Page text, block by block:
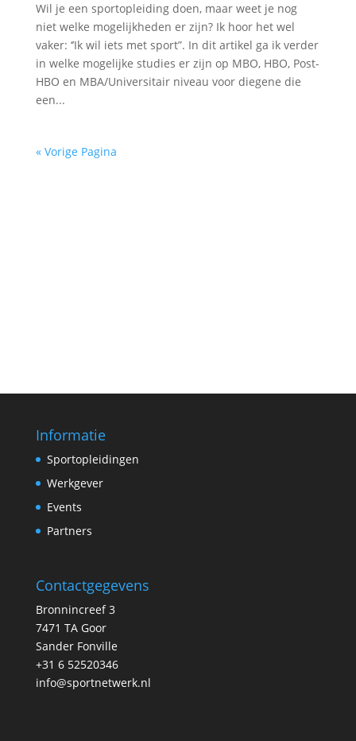
Wil je een sportopleiding doen, maar weet je nog
niet welke mogelijkheden er zijn? Ik hoor het wel
vaker: ‘’Ik wil iets met sport”. In dit artikel ga ik verder
in welke mogelijke studies er zijn op MBO, HBO, Post-
HBO en MBA/Universitair niveau voor diegene die
een...
« Vorige Pagina
Informatie
Sportopleidingen
Werkgever
Events
Partners
Contactgegevens
Bronnincreef 3
7471 TA Goor
Sander Fonville
+31 6 52520346
info@sportnetwerk.nl